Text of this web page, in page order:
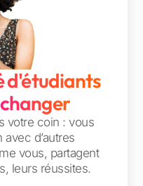
d'étudiants
votre coin : vous
d’autres
vous, partagent
leurs réussites.